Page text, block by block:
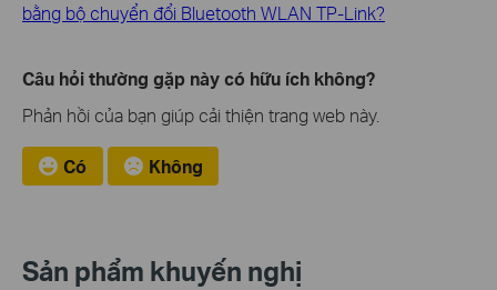
bằng bộ chuyển đổi Bluetooth WLAN TP-Link?
Câu hỏi thường gặp này có hữu ích không?
Phản hồi của bạn giúp cải thiện trang web này.
Có Không
Sản phẩm khuyến nghị